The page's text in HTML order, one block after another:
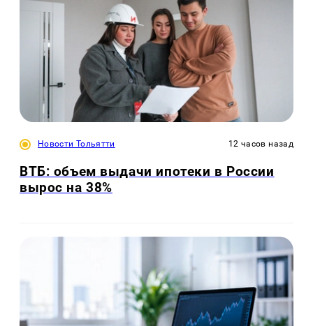
Новости Тольятти 12 часов назад
ВТБ: объем выдачи ипотеки в России
вырос на 38%